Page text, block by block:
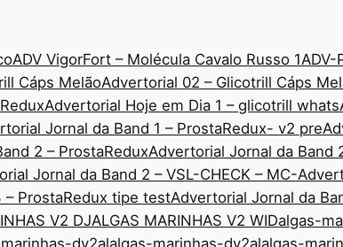
ADV VigorFort – Molécula Cavalo Russo 1ADV-
Cáps MelãoAdvertorial 02 – Glicotrill Cáps
Advertorial Hoje em Dia 1 – glicotrill whats
Jornal da Band 1 – ProstaRedux- v2 pre
2 – ProstaReduxAdvertorial Jornal da Band
Jornal da Band 2 – VSL-CHECK – MC-
ProstaRedux tipe testAdvertorial Jornal da
V2 DJALGAS MARINHAS V2 WIDalgas-
dv2alalgas-marinhas-dv2alalgas-